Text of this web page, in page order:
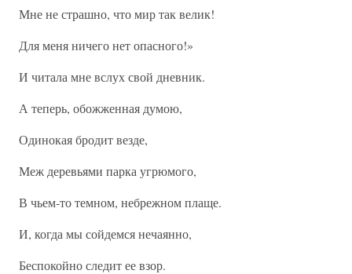
Мне не страшно, что мир так велик!
Для меня ничего нет опасного!»
И читала мне вслух свой дневник.
А теперь, обожженная думою,
Одинокая бродит везде,
Меж деревьями парка угрюмого,
В чьем-то темном, небрежном плаще.
И, когда мы сойдемся нечаянно,
Беспокойно следит ее взор.